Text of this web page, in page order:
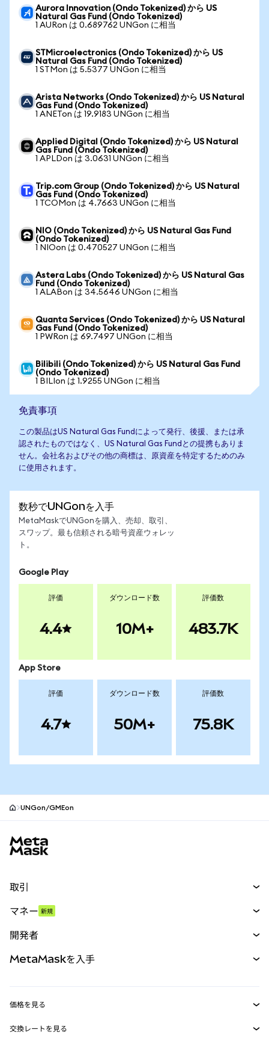
Aurora Innovation (Ondo Tokenized) から US
Natural Gas Fund (Ondo Tokenized)
1 AURon は 0.689762 UNGon に相当
STMicroelectronics (Ondo Tokenized) から US
Natural Gas Fund (Ondo Tokenized)
1 STMon は 5.5377 UNGon に相当
Arista Networks (Ondo Tokenized) から US Natural
Gas Fund (Ondo Tokenized)
1 ANETon は 19.9183 UNGon に相当
Applied Digital (Ondo Tokenized) から US Natural
Gas Fund (Ondo Tokenized)
1 APLDon は 3.0631 UNGon に相当
Trip.com Group (Ondo Tokenized) から US Natural
Gas Fund (Ondo Tokenized)
1 TCOMon は 4.7663 UNGon に相当
NIO (Ondo Tokenized) から US Natural Gas Fund
(Ondo Tokenized)
1 NIOon は 0.470527 UNGon に相当
Astera Labs (Ondo Tokenized) から US Natural Gas
Fund (Ondo Tokenized)
1 ALABon は 34.5646 UNGon に相当
Quanta Services (Ondo Tokenized) から US Natural
Gas Fund (Ondo Tokenized)
1 PWRon は 69.7497 UNGon に相当
Bilibili (Ondo Tokenized) から US Natural Gas Fund
(Ondo Tokenized)
1 BILIon は 1.9255 UNGon に相当
免責事項
この製品はUS Natural Gas Fundによって発行、後援、または承
認されたものではなく、US Natural Gas Fundとの提携もありま
せん。会社名およびその他の商標は、原資産を特定するためのみ
に使用されます。
数秒でUNGonを入手
MetaMaskでUNGonを購入、売却、取引、
スワップ。最も信頼される暗号資産ウォレッ
ト。
Google Play
評価
4.4
ダウンロード数
10M+
評価数
483.7K
App Store
評価
4.7
ダウンロード数
50M+
評価数
75.8K
UNGon/GMEon
取引
パーペチュアル
RWA
マネー 新規
開発者
MetaMask Connect
MetaMaskを入手
価格を見る
イーサリアムの価格
交換レートを見る